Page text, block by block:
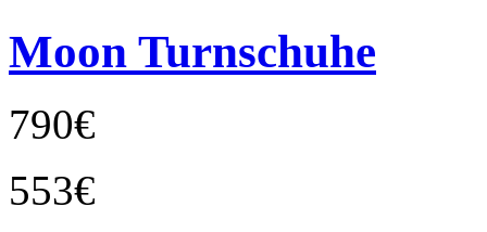
Moon Turnschuhe
790€
553€